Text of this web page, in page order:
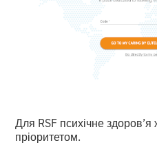
Для RSF психічне
пріоритетом.